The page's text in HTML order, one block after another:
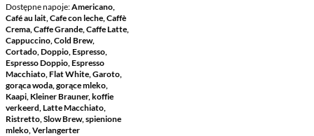
Dostępne napoje Americano,
Café au lait, Cafe con leche, Caffè
Crema, Caffe Grande, Caffe Latte,
Cappuccino, Cold Brew,
Cortado, Doppio, Espresso,
Espresso Doppio, Espresso
Macchiato, Flat White, Garoto,
gorąca woda, gorące mleko,
Kaapi, Kleiner Brauner, koffie
verkeerd, Latte Macchiato,
Ristretto, Slow Brew, spienione
mleko, Verlangerter